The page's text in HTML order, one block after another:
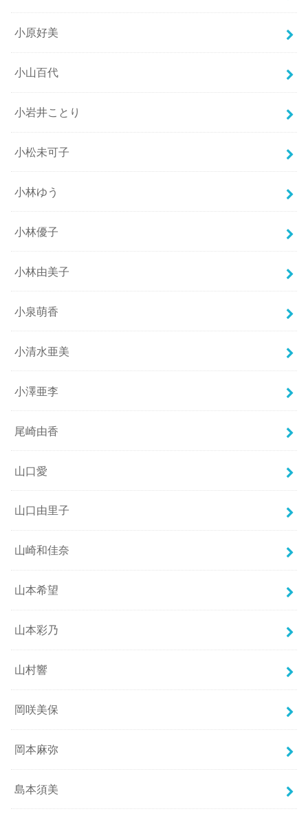
小原好美
小山百代
小岩井ことり
小松未可子
小林ゆう
小林優子
小林由美子
小泉萌香
小清水亜美
小澤亜李
尾崎由香
山口愛
山口由里子
山崎和佳奈
山本希望
山本彩乃
山村響
岡咲美保
岡本麻弥
島本須美